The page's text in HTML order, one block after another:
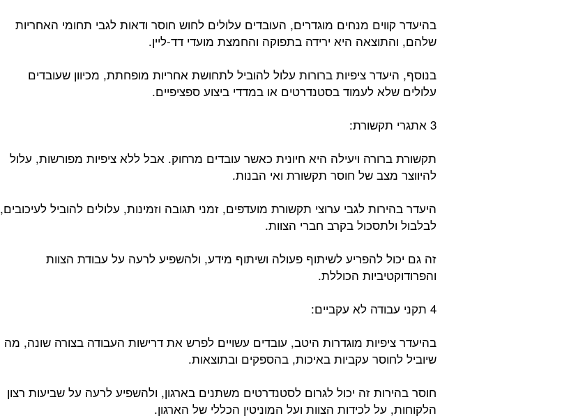
בהיעדר קווים מנחים מוגדרים, העובדים עלולים לחוש חוסר ודאות לגבי תחומי האחריות
שלהם, והתוצאה היא ירידה בתפוקה והחמצת מועדי דד-ליין.
בנוסף, היעדר ציפיות ברורות עלול להוביל לתחושת אחריות מופחתת, מכיוון שעובדים
עלולים שלא לעמוד בסטנדרטים או במדדי ביצוע ספציפיים.
3 אתגרי תקשורת:
תקשורת ברורה ויעילה היא חיונית כאשר עובדים מרחוק. אבל ללא ציפיות מפורשות, עלול
להיווצר מצב של חוסר תקשורת ואי הבנות.
היעדר בהירות לגבי ערוצי תקשורת מועדפים, זמני תגובה וזמינות, עלולים להוביל לעיכובים,
לבלבול ולתסכול בקרב חברי הצוות.
זה גם יכול להפריע לשיתוף פעולה ושיתוף מידע, ולהשפיע לרעה על עבודת הצוות
והפרודוקטיביות הכוללת.
4 תקני עבודה לא עקביים:
בהיעדר ציפיות מוגדרות היטב, עובדים עשויים לפרש את דרישות העבודה בצורה שונה, מה
שיוביל לחוסר עקביות באיכות, בהספקים ובתוצאות.
חוסר בהירות זה יכול לגרום לסטנדרטים משתנים בארגון, ולהשפיע לרעה על שביעות רצון
הלקוחות, על לכידות הצוות ועל המוניטין הכללי של הארגון.